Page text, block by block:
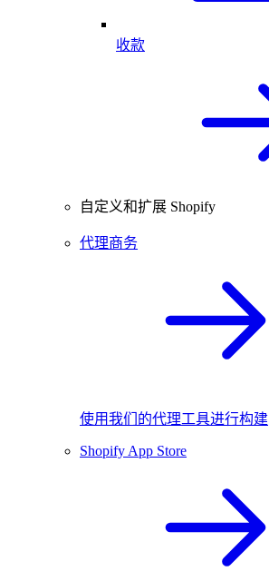
收款
自定义和扩展 Shopify
代理商务
使用我们的代理工具进行构建
Shopify App Store